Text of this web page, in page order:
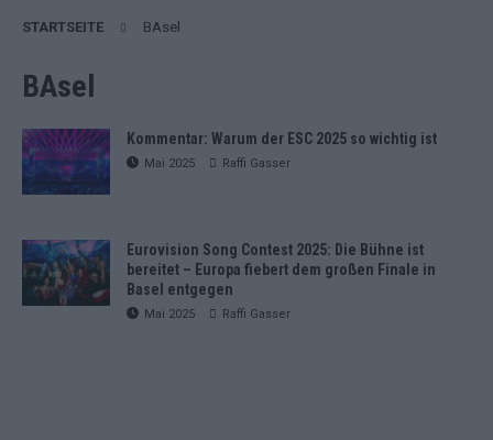
STARTSEITE BAsel
BAsel
Kommentar: Warum der ESC 2025 so wichtig ist
Mai 2025 Raffi Gasser
Eurovision Song Contest 2025: Die Bühne ist
bereitet – Europa fiebert dem großen Finale in
Basel entgegen
Mai 2025 Raffi Gasser